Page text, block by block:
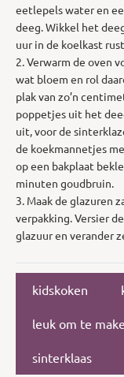
eetlepels water en
deeg. Wikkel het
uur in de koelkast
2. Verwarm de oven
wat bloem en rol
plak van zo’n
poppetjes uit het
uit, voor de
de koekmannetjes
op een bakplaat
minuten goudbruin.
3. Maak de glazuren
verpakking. Versier
glazuur en verander
kidskoken
leuk om te
sinterklaas